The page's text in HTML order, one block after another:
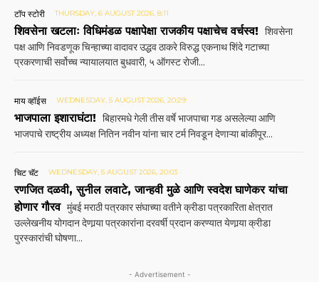
टॉप स्टोरी THURSDAY, 6 AUGUST 2026, 8:11
शिवसेना खटलाः विधिमंडळ पक्षापेक्षा राजकीय पक्षाचेच वर्चस्व! शिवसेना
पक्ष आणि निवडणूक चिन्हाच्या वादावर उद्धव ठाकरे विरुद्ध एकनाथ शिंदे गटाच्या
प्रकरणाची सर्वोच्च न्यायालयात बुधवारी, ५ ऑगस्ट रोजी...
माय व्हॉईस WEDNESDAY, 5 AUGUST 2026, 20:29
भाजपाला इशाराघंटा! बिहारमधे गेली तीस वर्षे भाजपाचा गड असलेल्या आणि
भाजपाचे राष्ट्रीय अध्यक्ष नितिन नवीन यांना चार टर्म निवडून देणाऱ्या बांकीपूर...
चिट चॅट WEDNESDAY, 5 AUGUST 2026, 20:03
रणजित दळवी, सुनील लवाटे, जान्हवी मुळे आणि स्वदेश घाणेकर यांचा
होणार गौरव मुंबई मराठी पत्रकार संघाच्या वतीने क्रीडा पत्रकारिता क्षेत्रात
उल्लेखनीय योगदान देणार्‍या पत्रकारांना दरवर्षी प्रदान करण्यात येणार्‍या क्रीडा
पुरस्कारांची घोषणा...
- Advertisement -